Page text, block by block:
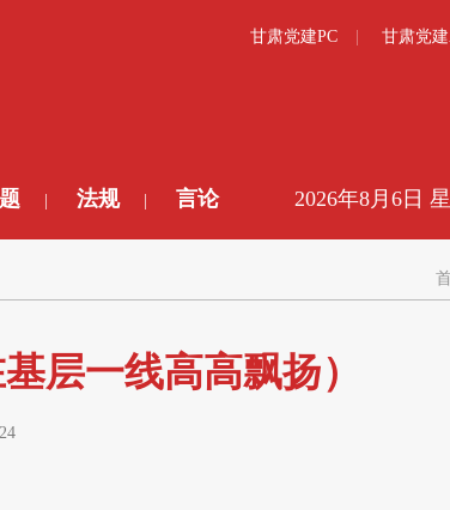
甘肃党建PC 甘肃党
法规 言论 2026年8月6日
层一线高高飘扬）